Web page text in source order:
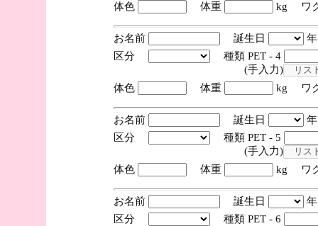
体色
体重 kg ワ
お名前 誕生日
区分
種類 PET - 4
(手入力)
体色
体重 kg ワ
お名前 誕生日
区分
種類 PET - 5
(手入力)
体色
体重 kg ワ
お名前 誕生日
区分
種類 PET - 6